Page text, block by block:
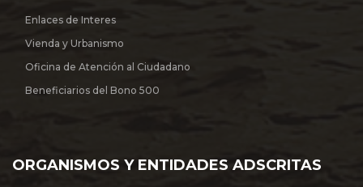
Enlaces de Interes
Vienda y Urbanismo
Oficina de Atención al Ciudadano
Beneficiarios del Bono 500
ORGANISMOS Y ENTIDADES ADSCRITAS